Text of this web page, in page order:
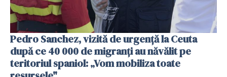
Pedro Sanchez, vizită de urgență la Ceuta
după ce 40 000 de migranți au năvălit pe
teritoriul spaniol: „Vom mobiliza toate